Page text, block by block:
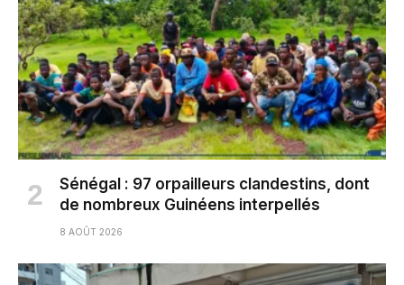
Sénégal : 97 orpailleurs clandestins, dont
de nombreux Guinéens interpellés
8 AOÛT 2026